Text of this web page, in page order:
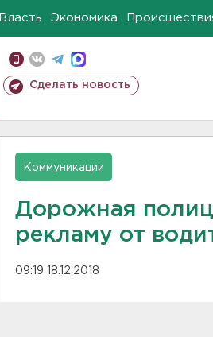
Власть Экономика
Сделать новость
Коммуникации
Дорожная
рекламу от
09:19 18.12.2018